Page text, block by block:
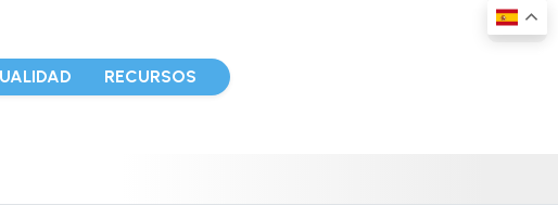
RECURSOS